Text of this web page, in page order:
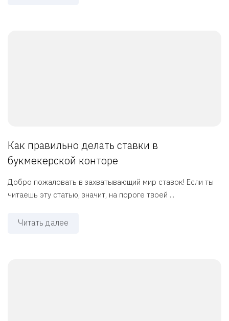
Как правильно делать ставки в
букмекерской конторе
Добро пожаловать в захватывающий мир ставок! Если ты
читаешь эту статью, значит, на пороге твоей ...
Читать далее